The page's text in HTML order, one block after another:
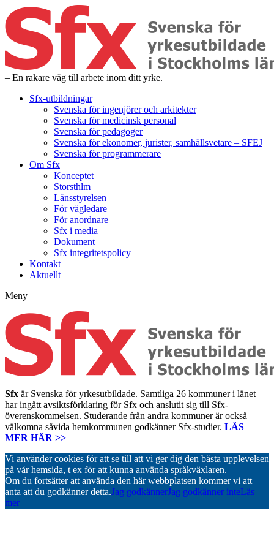
– En rakare väg till arbete inom ditt yrke.
Sfx-utbildningar
Svenska för ingenjörer och arkitekter
Svenska för medicinsk personal
Svenska för pedagoger
Svenska för ekonomer, jurister, samhällsvetare – SFEJ
Svenska för programmerare
Om Sfx
Konceptet
Storsthlm
Länsstyrelsen
För vägledare
För anordnare
Sfx i media
Dokument
Sfx integritetspolicy
Kontakt
Aktuellt
Meny
Sfx är Svenska för yrkesutbildade. Samtliga 26 kommuner i länet
har ingått avsiktsförklaring för Sfx och anslutit sig till Sfx-
överenskommelsen. Studerande från andra kommuner är också
välkomna såvida hemkommunen godkänner Sfx-studier. LÄS
MER HÄR >>
Vi använder cookies för att se till att vi ger dig den bästa upplevelsen
på vår hemsida, t ex för att kunna använda språkväxlaren.
Om du fortsätter att använda den här webbplatsen kommer vi att
anta att du godkänner detta.Jag godkännerJag godkänner inteLäs
mer